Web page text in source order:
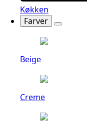
Køkken
Farver
Beige
Creme